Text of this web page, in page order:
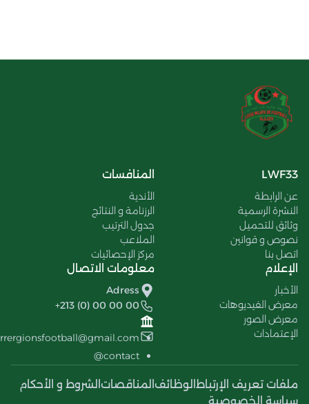
LWF33
عن الرابطة
النشرة الرسمية
وثائق للتحميل
نصوص و قوانين
اتصل بنا
المنافسات
الأندية
الرزنامة و النتائج
جدول الترتيب
الملاعب
مركز الإحصائيات
الإعلام
الأخبار
معرض الفيديوهات
معرض الصور
الإعتمادات
معلومات الاتصال
Adress
+213 (0) 00 00 00
contact@
ملفات تعريف الإرتباط الوظائف المناقصات الشروط و الأحكام
سياسة الخصوصية